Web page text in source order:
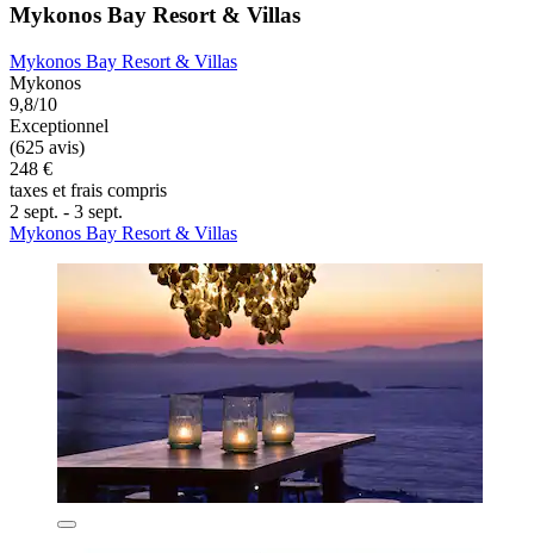
Mykonos Bay Resort & Villas
Mykonos Bay Resort & Villas
Mykonos
9,8/10
Exceptionnel
(625 avis)
248 €
taxes et frais compris
2 sept. - 3 sept.
Mykonos Bay Resort & Villas